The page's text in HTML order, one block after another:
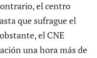
el centro
que sufrague el
el CNE
una hora más de